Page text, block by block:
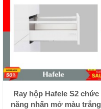
Ray hộp Hafele S2 chức
năng nhấn mở màu trắng